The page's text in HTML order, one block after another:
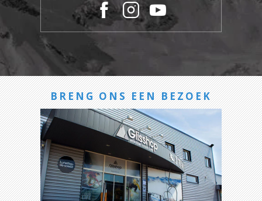
BRENG ONS EEN BEZOEK